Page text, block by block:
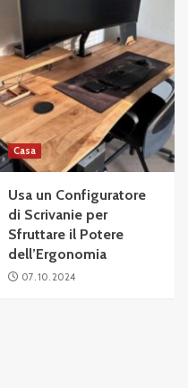
Casa
Usa un Configuratore
di Scrivanie per
Sfruttare il Potere
dell’Ergonomia
07. 10. 2024